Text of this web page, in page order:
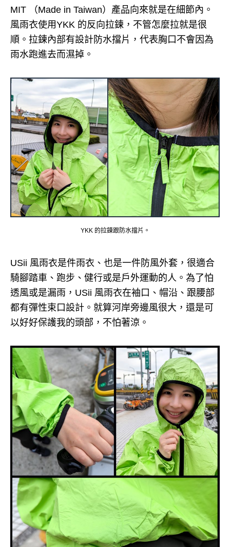
MIT （Made in Taiwan）產品向來就是在細節內。
風雨衣使用YKK 的反向拉鍊，不管怎麼拉就是很
順。 拉鍊內部有設計防水擋片，代表胸口不會因為
雨水跑進去而濕掉。
YKK 的拉鍊跟防水擋片。
USii 風雨衣是件雨衣、也是一件防風外套，很適合
騎腳踏車、跑步、健行或是戶外運動的人。 為了怕
透風或是漏雨，USii 風雨衣在袖口、帽沿、跟腰部
都有彈性束口設計。 就算河岸旁邊風很大，還是可
以好好保護我的頭部，不怕著涼。